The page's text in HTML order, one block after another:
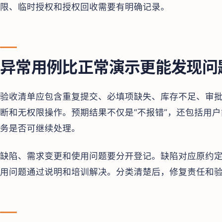
限、临时授权和授权回收需要有明确记录。
异常用例比正常演示更能发现问
验收清单应包含重复提交、必填项缺失、库存不足、审
断和无权限操作。预期结果不仅是“不报错”，还包括用
务是否可继续处理。
缺陷、需求变更和使用问题要分开登记。缺陷对应原约
用问题通过说明和培训解决。分类清楚后，修复责任和